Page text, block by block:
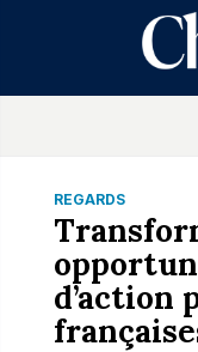
REGARDS
d’action